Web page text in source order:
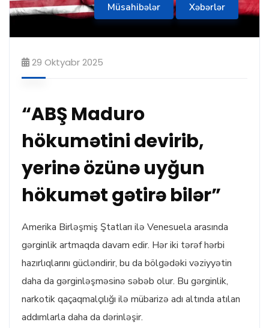
Müsahibələr Xəbərlər
29 Oktyabr 2025
“ABŞ Maduro
hökumətini devirib,
yerinə özünə uyğun
hökumət gətirə bilər”
Amerika Birləşmiş Ştatları ilə Venesuela arasında
gərginlik artmaqda davam edir. Hər iki tərəf hərbi
hazırlıqlarını gücləndirir, bu da bölgədəki vəziyyətin
daha da gərginləşməsinə səbəb olur. Bu gərginlik,
narkotik qaçaqmalçılığı ilə mübarizə adı altında atılan
addımlarla daha da dərinləşir.